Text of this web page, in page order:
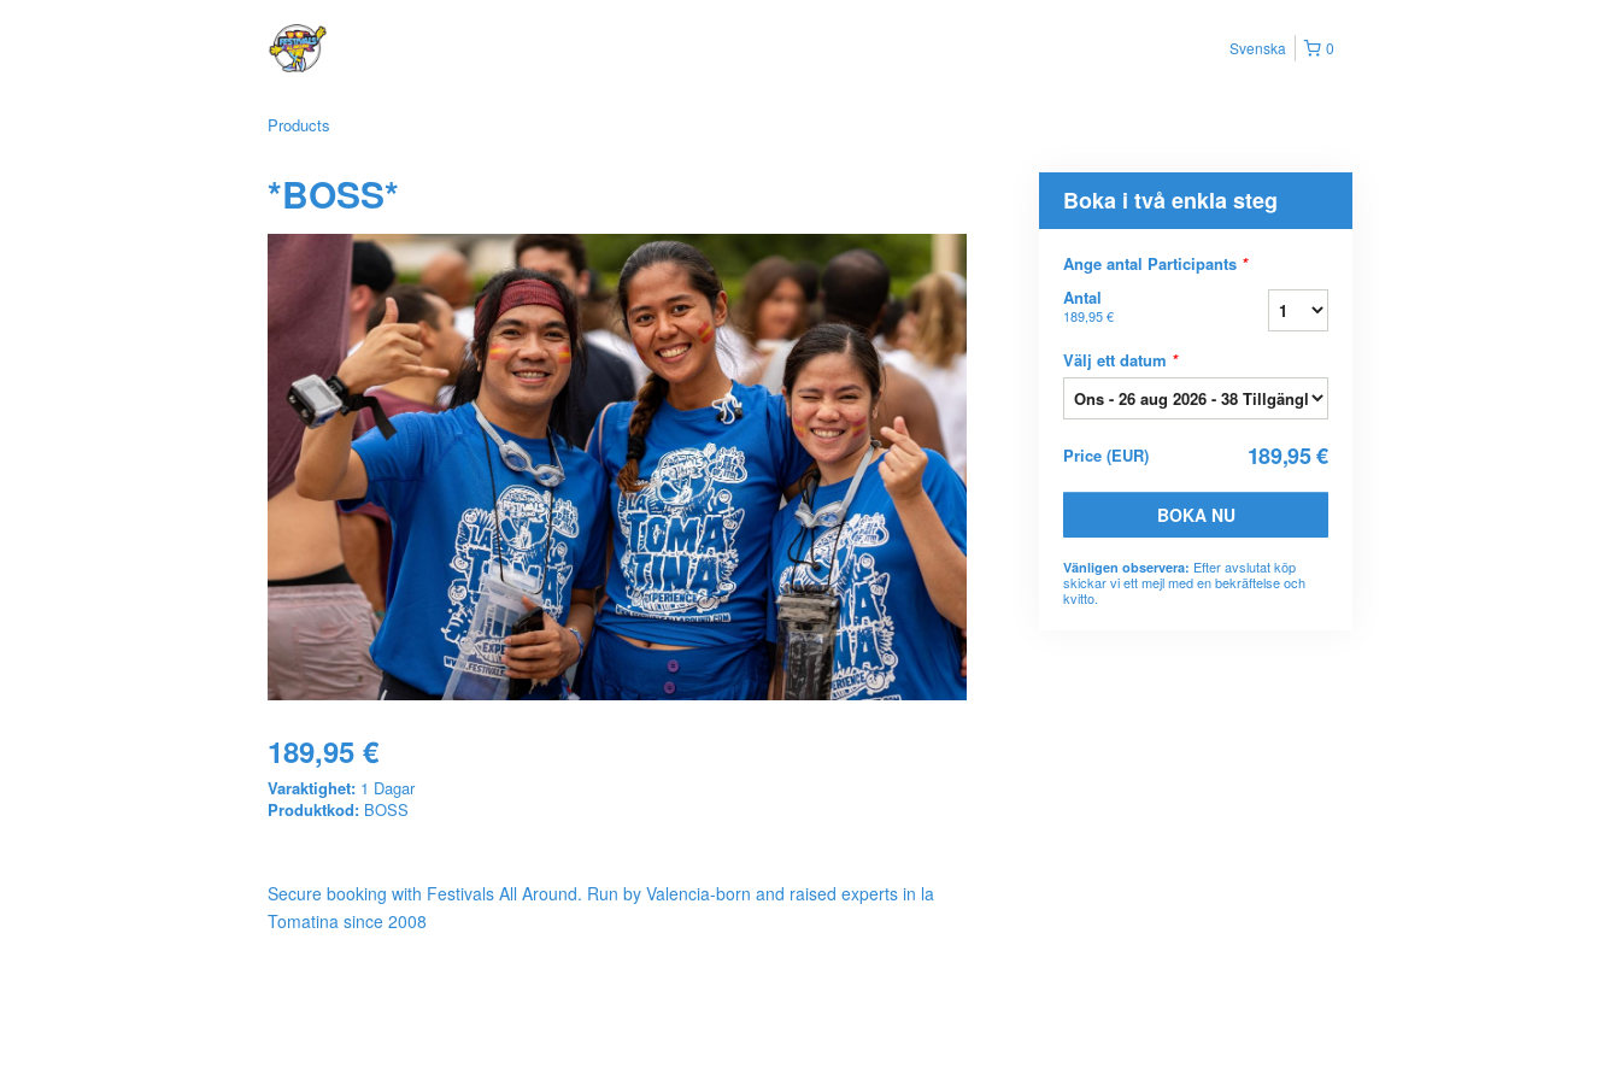
0
Svenska
Products
*BOSS*
189,95 €
Varaktighet: 1 Dagar
Produktkod: BOSS
Secure booking with Festivals All Around. Run by Valencia-born and raised experts in la
Tomatina since 2008
Boka i två enkla steg
Ange antal Participants *
Antal
189,95 €
Välj ett datum *
Price (EUR) 189,95 €
BOKA NU
Vänligen observera: Efter avslutat köp
skickar vi ett mejl med en bekräftelse och
kvitto.